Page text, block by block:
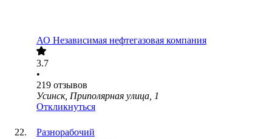
АО Независимая нефтегазовая компания
3.7
•
219 отзывов
Усинск, Приполярная улица, 1
Откликнуться
Разнорабочий